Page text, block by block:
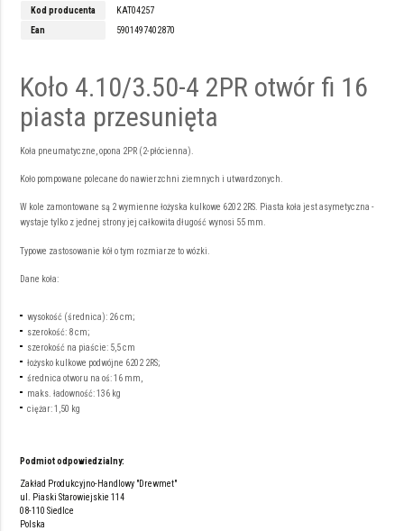
Kod producenta
KAT04257
Ean
5901497402870
Koło 4.10/3.50-4 2PR otwór fi 16
piasta przesunięta
Koła pneumatyczne, opona 2PR (2-płócienna).
Koło pompowane polecane do nawierzchni ziemnych i utwardzonych.
W kole zamontowane są 2 wymienne łożyska kulkowe 6202 2RS. Piasta koła jest asymetyczna -
wystaje tylko z jednej strony jej całkowita długość wynosi 55 mm.
Typowe zastosowanie kół o tym rozmiarze to wózki.
Dane koła:
wysokość (średnica): 26 cm;
szerokość: 8 cm;
szerokość na piaście: 5,5 cm
łożysko kulkowe podwójne 6202 2RS;
średnica otworu na oś: 16 mm,
maks. ładowność: 136 kg
ciężar: 1,50 kg
Podmiot odpowiedzialny:
Zakład Produkcyjno-Handlowy "Drewmet"
ul. Piaski Starowiejskie 114
08-110 Siedlce
Polska